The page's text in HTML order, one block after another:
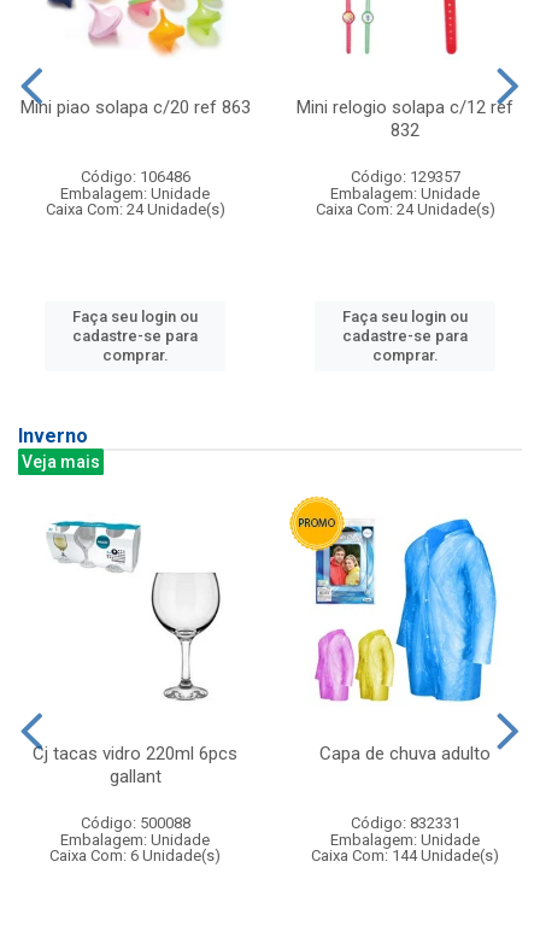
Mini piao solapa c/20 ref 863
Código: 106486
Embalagem: Unidade
Caixa Com: 24 Unidade(s)
Faça seu login ou
cadastre-se para
comprar.
Mini relogio solapa c/12 ref
832
Código: 129357
Embalagem: Unidade
Caixa Com: 24 Unidade(s)
Faça seu login ou
cadastre-se para
comprar.
Inverno
Veja mais
Cj tacas vidro 220ml 6pcs
gallant
Código: 500088
Embalagem: Unidade
Caixa Com: 6 Unidade(s)
Capa de chuva adulto
Código: 832331
Embalagem: Unidade
Caixa Com: 144 Unidade(s)